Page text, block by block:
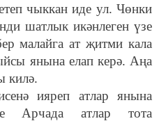
чыккан иде ул. Чөнки
шатлык икәнлеген үзе
малайга ат җитми кала
янына елап керә. Аңа
килә.
ияреп атлар янына
Арчада атлар тота